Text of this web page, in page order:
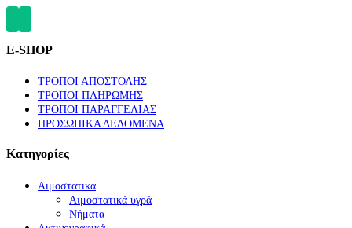
E-SHOP
ΤΡΟΠΟΙ ΑΠΟΣΤΟΛΗΣ
ΤΡΟΠΟΙ ΠΛΗΡΩΜΗΣ
ΤΡΟΠΟΙ ΠΑΡΑΓΓΕΛΙΑΣ
ΠΡΟΣΩΠΙΚΑ ΔΕΔΟΜΕΝΑ
Κατηγορίες
Αιμοστατικά
Αιμοστατικά υγρά
Νήματα